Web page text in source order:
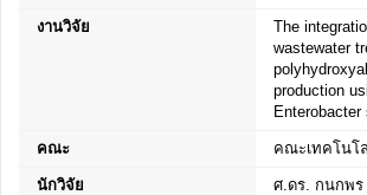
งานวิจัย
The
wastewater
production
คณะ คณะเทคโนโ
นักวิจัย ศ.ดร. กนกพร